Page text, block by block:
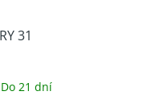
31
Do 21 dní